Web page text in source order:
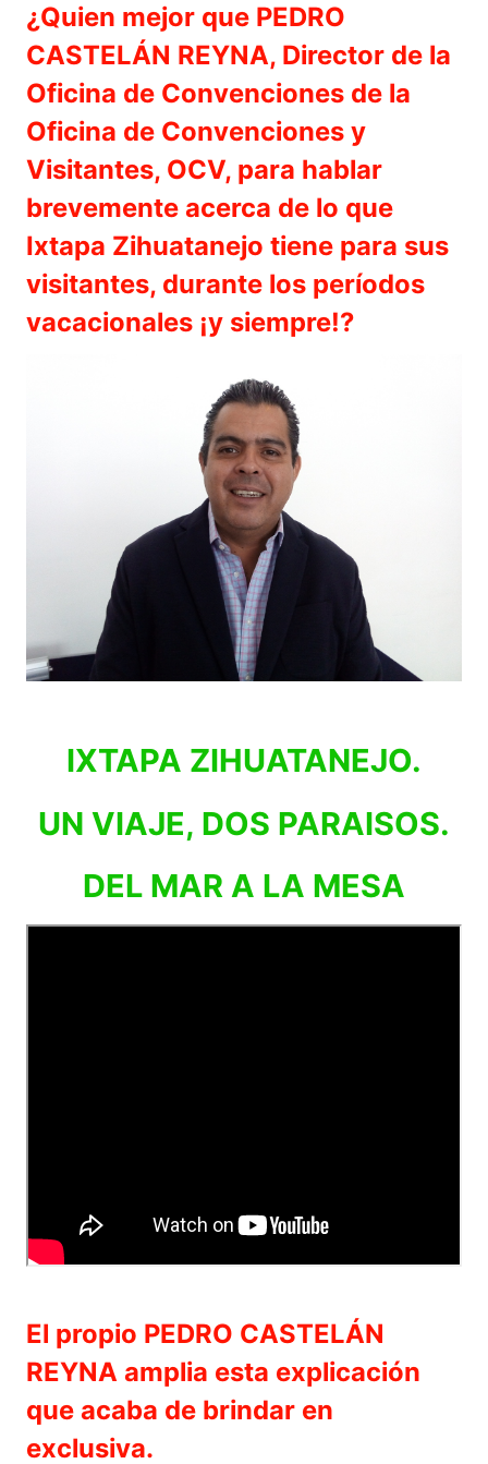
¿Quien mejor que PEDRO
CASTELÁN REYNA, Director de la
Oficina de Convenciones de la
Oficina de Convenciones y
Visitantes, OCV, para hablar
brevemente acerca de lo que
Ixtapa Zihuatanejo tiene para sus
visitantes, durante los períodos
vacacionales ¡y siempre!?
IXTAPA ZIHUATANEJO.
UN VIAJE, DOS PARAISOS.
DEL MAR A LA MESA
El propio PEDRO CASTELÁN
REYNA amplia esta explicación
que acaba de brindar en
exclusiva.